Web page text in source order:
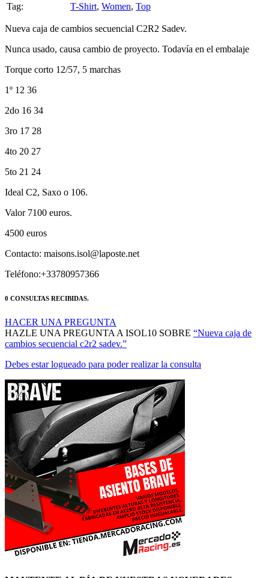
Nueva caja de cambios secuencial C2R2 Sadev.
Nunca usado, causa cambio de proyecto. Todavía en el embalaje
Torque corto 12/57, 5 marchas
1º 12 36
2do 16 34
3ro 17 28
4to 20 27
5to 21 24
Ideal C2, Saxo o 106.
Valor 7100 euros.
4500 euros
Contacto: maisons.isol@laposte.net
Teléfono:+33780957366
HAZLE UNA PREGUNTA A ISOL10 SOBRE
cambios secuencial c2r2 sadev.”
Debes estar logueado para poder realizar la consulta